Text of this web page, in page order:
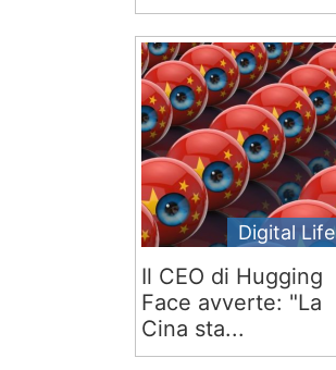
Digital Life
Il CEO di Hugging
Face avverte: "La
Cina sta...